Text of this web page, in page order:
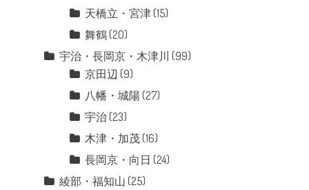
天橋立・宮津(15)
舞鶴(20)
宇治・長岡京・木津川 (99)
京田辺 (9)
八幡・城陽 (27)
宇治(23)
木津・加茂(16)
長岡京・向日 (24)
綾部・福知山 (25)